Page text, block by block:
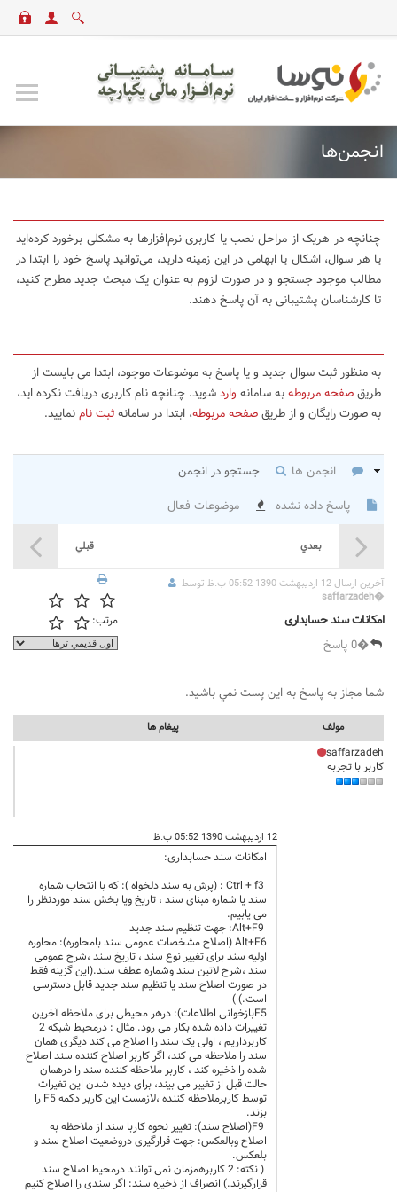
انجمن‌ها
چنانچه در هریک از مراحل نصب یا کاربری نرم‌افزارها به مشکلی برخورد کرده‌اید
یا هر سوال، اشکال یا ابهامی در این زمینه دارید، می‌توانید پاسخ خود را ابتدا در
مطالب موجود جستجو و در صورت لزوم به عنوان یک مبحث جدید مطرح کنید،
تا کارشناسان پشتیبانی به آن پاسخ دهند.
به منظور ثبت سوال جدید و یا پاسخ به موضوعات موجود، ابتدا می بایست از
طریقصفحه مربوطهبه سامانه واردشوید. چنانچه نام کاربری دریافت نکرده اید،
به صورت رایگان و از طریقصفحه مربوطه، ابتدا در سامانهثبت نامنمایید.
انجمن ها
جستجو در انجمن
پاسخ داده نشده
موضوعات فعال
قبلي بعدي
آخرين ارسال 12 اردیبهشت 1390 05:52 ب.ظ توسط
�
saffarzadeh
امکانات سند حسابداری
�0 پاسخ
مرتب:
شما مجاز به پاسخ به اين پست نمي باشيد.
مولف پيغام ها
saffarzadeh
کاربر با تجربه
12 اردیبهشت 1390 05:52 ب.ظ
امکانات سند حسابداری:
Ctrl + f3 : (پرش به سند دلخواه ): که با انتخاب شماره
سند یا شماره مبنای سند ، تاریخ ویا بخش سند موردنظر را
می یابیم.
Alt+F6 (اصلاح مشخصات عمومی سند بامحاوره): محاوره
اولیه سند برای تغییر نوع سند ، تاریخ سند ،شرح عمومی
سند ،شرح لاتین سند وشماره عطف سند.(این گزینه فقط
در صورت اصلاح سند یا تنظیم سند جدید قابل دسترسی
است.) )
F5بازخوانی اطلاعات): درهر محیطی برای ملاحظه آخرین
تغییرات داده شده بکار می رود. مثال : درمحیط شبکه 2
کاربرداریم ، اولی یک سند را اصلاح می کند دیگری همان
سند را ملاحظه می کند، اگر کاربر اصلاح کننده سند اصلاح
شده را ذخیره کند ، کاربر ملاحظه کننده سند را درهمان
حالت قبل از تغییر می بیند، برای دیده شدن این تغیرات
توسط کاربرملاحظه کننده ،لازمست این کاربر دکمه F5 را
بزند.
F9(اصلاح سند): تغییر نحوه کاربا سند از ملاحظه به
اصلاح وبالعکس: جهت قرارگیری دروضعیت اصلاح سند و
بلعکس.
( نکته: 2 کاربرهمزمان نمی توانند درمحیط اصلاح سند
قرارگیرند.) انصراف از ذخیره سند: اگر سندی را اصلاح کنیم